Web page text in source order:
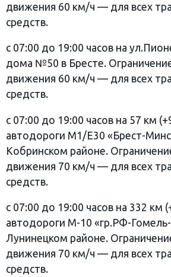
движения 60 км/ч — для всех
средств.
с 07:00 до 19:00 часов на
дома №50 в Бресте.
движения 60 км/ч — для всех
средств.
с 07:00 до 19:00 часов на 57 км
автодороги М1/Е30 «Брест-
Кобринском районе.
движения 70 км/ч — для всех
средств.
с 07:00 до 19:00 часов на 332 км
автодороги М-10 «гр.РФ-
Лунинецком районе.
движения 70 км/ч — для всех
средств.